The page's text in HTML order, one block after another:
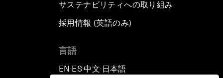
サステナビリティへの取り組み
採用情報 (英語のみ)
言語
EN ▪ES▪中文▪ 日本語